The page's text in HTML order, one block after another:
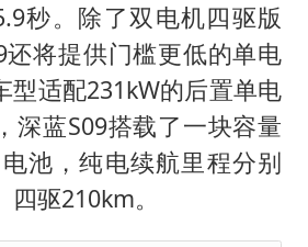
秒。除了双电机四驱版
还将提供门槛更低的单电
型适配231kW的后置单电
深蓝S09搭载了一块容量
池，纯电续航里程分别
驱210km。